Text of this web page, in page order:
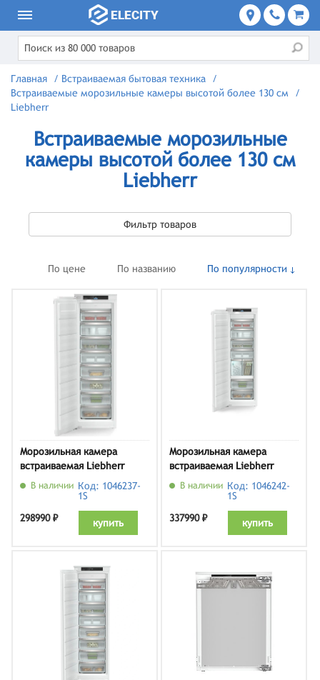
Главная / Встраиваемая бытовая техника
/
Встраиваемые морозильные камеры высотой более 130 см
/
Liebherr
Встраиваемые морозильные
камеры высотой более 130 см
Liebherr
Фильтр товаров
По цене По названию По популярности
Морозильная камера
встраиваемая Liebherr
SIFNdi 5178
В наличии Код: 1046237-
1S
298990 ₽
купить
Морозильная камера
встраиваемая Liebherr
SIFNdi 5188
В наличии Код: 1046242-
1S
337990 ₽
купить